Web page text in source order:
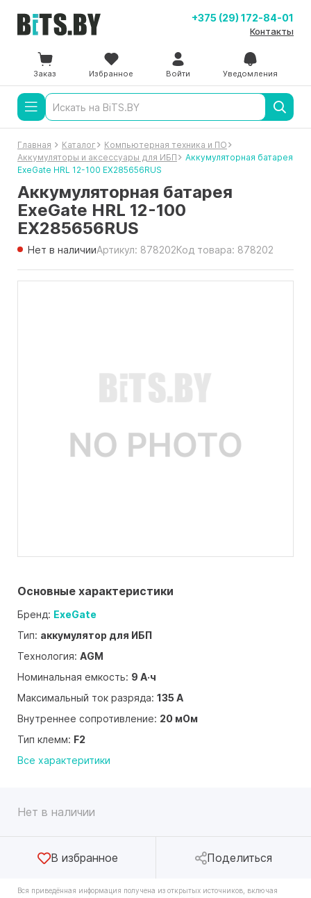
+375 (29) 172-84-01
Контакты
Заказ Избранное Войти Уведомления
Главная Каталог
Компьютерная техника и ПО
Аккумуляторы и аксессуары для ИБП
Аккумуляторная батарея
ExeGate HRL 12-100 EX285656RUS
Аккумуляторная батарея
ExeGate HRL 12-100
EX285656RUS
Нет в наличииАртикул: 878202Код товара: 878202
Основные характеристики
Бренд: ExeGate
Тип: аккумулятор для ИБП
Технология: AGM
Номинальная емкость: 9 А·ч
Максимальный ток разряда: 135 А
Внутреннее сопротивление: 20 мОм
Тип клемм: F2
Все характеритики
Нет в наличии
В избранное Поделиться
Вся приведённая информация получена из открытых источников, включая